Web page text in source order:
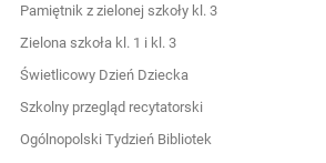
Pamiętnik z zielonej szkoły kl. 3
Zielona szkoła kl. 1 i kl. 3
Świetlicowy Dzień Dziecka
Szkolny przegląd recytatorski
Ogólnopolski Tydzień Bibliotek